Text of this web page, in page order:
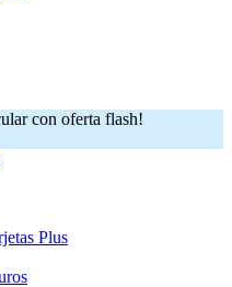
con oferta flash!
Plus